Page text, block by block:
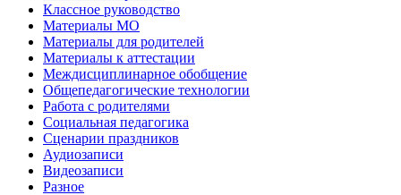
Классное руководство
Материалы МО
Материалы для родителей
Материалы к аттестации
Междисциплинарное обобщение
Общепедагогические технологии
Работа с родителями
Социальная педагогика
Сценарии праздников
Аудиозаписи
Видеозаписи
Разное